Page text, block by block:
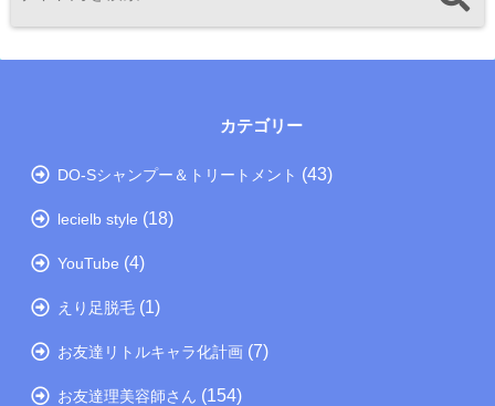
カテゴリー
DO-Sシャンプー＆トリートメント (43)
lecielb style (18)
YouTube (4)
えり足脱毛 (1)
お友達リトルキャラ化計画 (7)
お友達理美容師さん (154)